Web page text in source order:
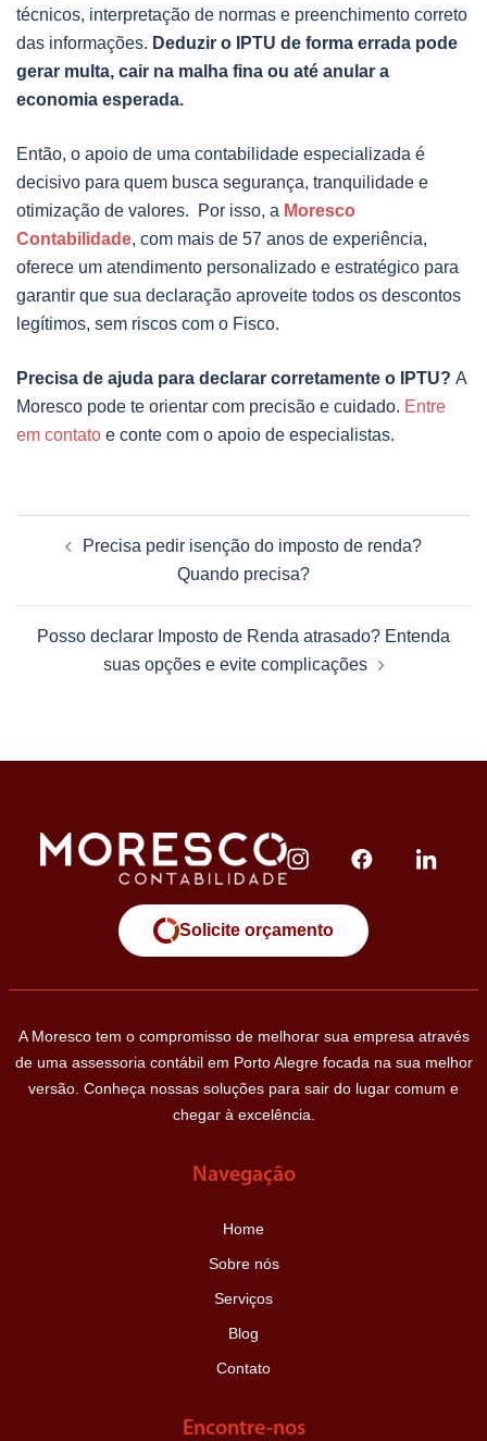
técnicos, interpretação de normas e preenchimento correto
das informações. Deduzir o IPTU de forma errada pode
gerar multa, cair na malha fina ou até anular a
economia esperada.
Então, o apoio de uma contabilidade especializada é
decisivo para quem busca segurança, tranquilidade e
otimização de valores. Por isso, a Moresco
Contabilidade, com mais de 57 anos de experiência,
oferece um atendimento personalizado e estratégico para
garantir que sua declaração aproveite todos os descontos
legítimos, sem riscos com o Fisco.
Precisa de ajuda para declarar corretamente o IPTU? A
Moresco pode te orientar com precisão e cuidado. Entre
em contato e conte com o apoio de especialistas.
Precisa pedir isenção do imposto de renda?
Quando precisa?
Posso declarar Imposto de Renda atrasado? Entenda
suas opções e evite complicações
Solicite orçamento
A Moresco tem o compromisso de melhorar sua empresa através
de uma assessoria contábil em Porto Alegre focada na sua melhor
versão. Conheça nossas soluções para sair do lugar comum e
chegar à excelência.
Navegação
Home
Sobre nós
Serviços
Blog
Contato
Encontre-nos